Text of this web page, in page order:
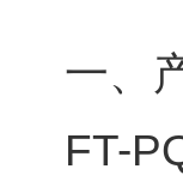
一、
FT-